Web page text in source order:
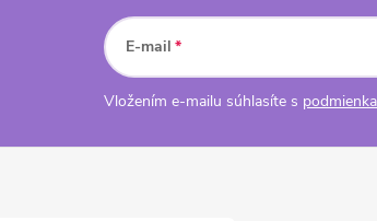
E-mail
Vložením e-mailu súhlasíte s